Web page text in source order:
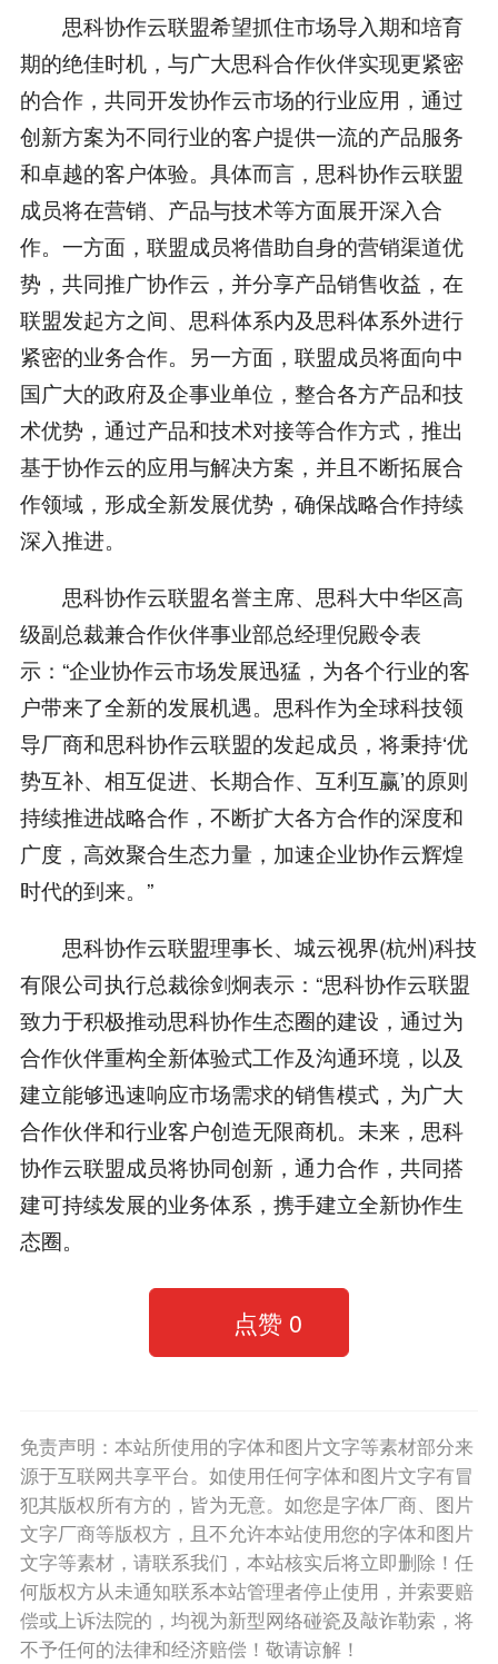
思科协作云联盟希望抓住市场导入期和培育
期的绝佳时机，与广大思科合作伙伴实现更紧密
的合作，共同开发协作云市场的行业应用，通过
创新方案为不同行业的客户提供一流的产品服务
和卓越的客户体验。具体而言，思科协作云联盟
成员将在营销、产品与技术等方面展开深入合
作。一方面，联盟成员将借助自身的营销渠道优
势，共同推广协作云，并分享产品销售收益，在
联盟发起方之间、思科体系内及思科体系外进行
紧密的业务合作。另一方面，联盟成员将面向中
国广大的政府及企事业单位，整合各方产品和技
术优势，通过产品和技术对接等合作方式，推出
基于协作云的应用与解决方案，并且不断拓展合
作领域，形成全新发展优势，确保战略合作持续
深入推进。
思科协作云联盟名誉主席、思科大中华区高
级副总裁兼合作伙伴事业部总经理倪殿令表
示：“企业协作云市场发展迅猛，为各个行业的客
户带来了全新的发展机遇。思科作为全球科技领
导厂商和思科协作云联盟的发起成员，将秉持‘优
势互补、相互促进、长期合作、互利互赢’的原则
持续推进战略合作，不断扩大各方合作的深度和
广度，高效聚合生态力量，加速企业协作云辉煌
时代的到来。”
思科协作云联盟理事长、城云视界(杭州)科技
有限公司执行总裁徐剑炯表示：“思科协作云联盟
致力于积极推动思科协作生态圈的建设，通过为
合作伙伴重构全新体验式工作及沟通环境，以及
建立能够迅速响应市场需求的销售模式，为广大
合作伙伴和行业客户创造无限商机。未来，思科
协作云联盟成员将协同创新，通力合作，共同搭
建可持续发展的业务体系，携手建立全新协作生
态圈。
点赞 0
免责声明：本站所使用的字体和图片文字等素材部分来
源于互联网共享平台。如使用任何字体和图片文字有冒
犯其版权所有方的，皆为无意。如您是字体厂商、图片
文字厂商等版权方，且不允许本站使用您的字体和图片
文字等素材，请联系我们，本站核实后将立即删除！任
何版权方从未通知联系本站管理者停止使用，并索要赔
偿或上诉法院的，均视为新型网络碰瓷及敲诈勒索，将
不予任何的法律和经济赔偿！敬请谅解！